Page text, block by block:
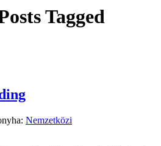
Tagged
Nemzetközi